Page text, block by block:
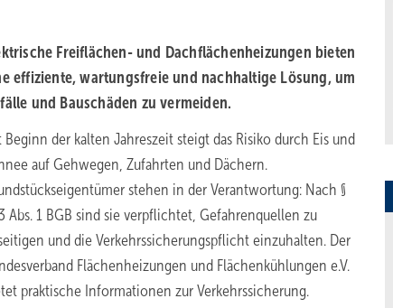
Freiflächen- und Dach­flächen­hei­zungen bieten
effi­ziente, wartungs­freie und nach­haltige Lösung, um
und Bau­schäden zu vermeiden.
Beginn der kalten Jahreszeit steigt das Risiko durch Eis und
auf Gehwegen, Zufahrten und Dächern.
stehen in der Verantwortung: Nach §
Abs. 1 BGB sind sie verpflichtet, Gefahrenquellen zu
und die Verkehrssicherungspflicht einzuhalten. Der
Flächenheizungen und Flächenkühlungen e.V.
praktische Informationen zur Verkehrssicherung.